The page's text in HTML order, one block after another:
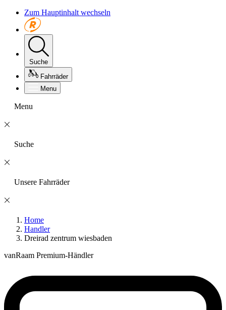
Zum Hauptinhalt wechseln
Suche
Fahrräder
Menu
Menu
Suche
Unsere Fahrräder
Home
Handler
Dreirad zentrum wiesbaden
vanRaam Premium-Händler